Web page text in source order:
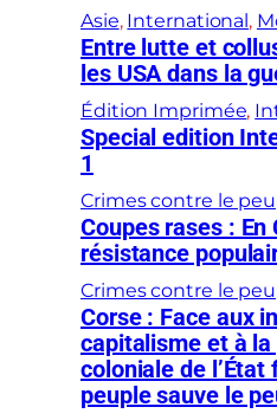
Asie, International ,
Entre lutte et
les USA dans la
Édition Imprimée,
Special edition
1
Crimes contre le
Coupes rases : En
résistance
Crimes contre le
Corse : Face aux
capitalisme et à
coloniale de l’État
peuple sauve le